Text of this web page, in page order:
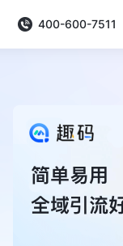
400-600-7511